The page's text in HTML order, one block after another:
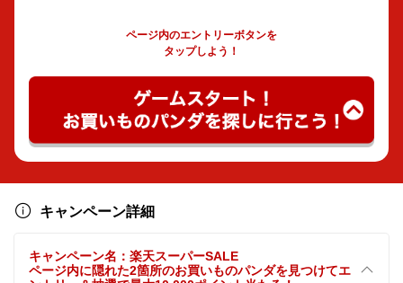
ページ内のエントリーボタンを
タップしよう！
キャンペーン詳細
キャンペーン名：楽天スーパーSALE
ページ内に隠れた2箇所のお買いものパンダを見つけてエ